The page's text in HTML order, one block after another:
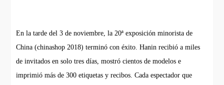
En la tarde del 3 de noviembre, la 20ª exposición minorista de
China (chinashop 2018) terminó con éxito. Hanin recibió a miles
de invitados en solo tres días, mostró cientos de modelos e
imprimió más de 300 etiquetas y recibos. Cada espectador que